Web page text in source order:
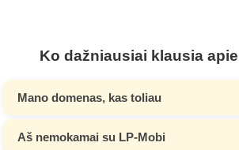
Ko dažniausiai klausia
Mano domenas, kas toliau
Aš nemokamai su LP-Mobi